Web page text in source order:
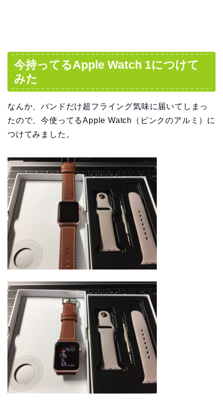
今持ってるApple Watch 1につけて
みた
なんか、バンドだけ超フライング気味に届いてしまっ
たので、今使ってるApple Watch（ピンクのアルミ）に
つけてみました。